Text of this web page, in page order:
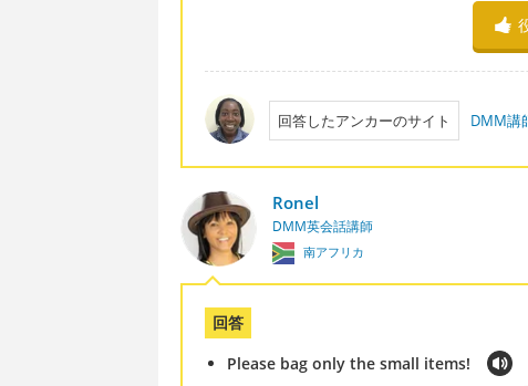
回答したアンカーのサイト DMM講
Ronel
DMM英会話講師
南アフリカ
回答
Please bag only the small items!